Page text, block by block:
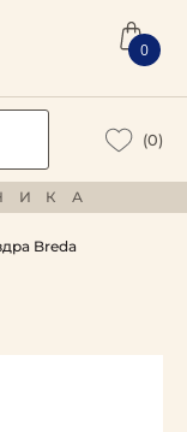
0
(0)
Breda